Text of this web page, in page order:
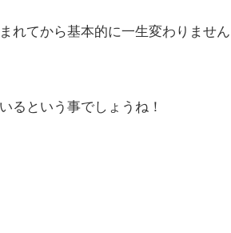
れてから基本的に一生変わりません
るという事でしょうね！